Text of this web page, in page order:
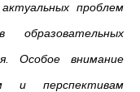
проблем
Особое внимание
и перспективам